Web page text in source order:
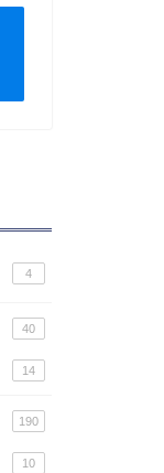
4
40
14
190
10